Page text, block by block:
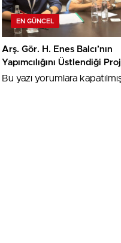
EN GÜNCEL
Arş. Gör. H. Enes Balcı’nın
Yapımcılığını Üstlendiği
TRT Kısa Film Yapım Ödülü
Bu yazı yorumlara